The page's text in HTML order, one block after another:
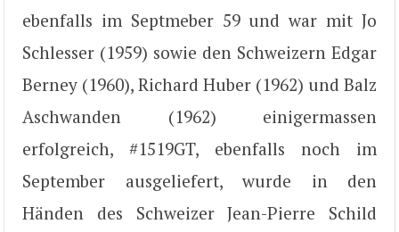
ebenfalls im Septmeber 59 und war mit Jo
Schlesser (1959) sowie den Schweizern Edgar
Berney (1960), Richard Huber (1962) und Balz
Aschwanden (1962) einigermassen
erfolgreich, #1519GT, ebenfalls noch im
September ausgeliefert, wurde in den
Händen des Schweizer Jean-Pierre Schild